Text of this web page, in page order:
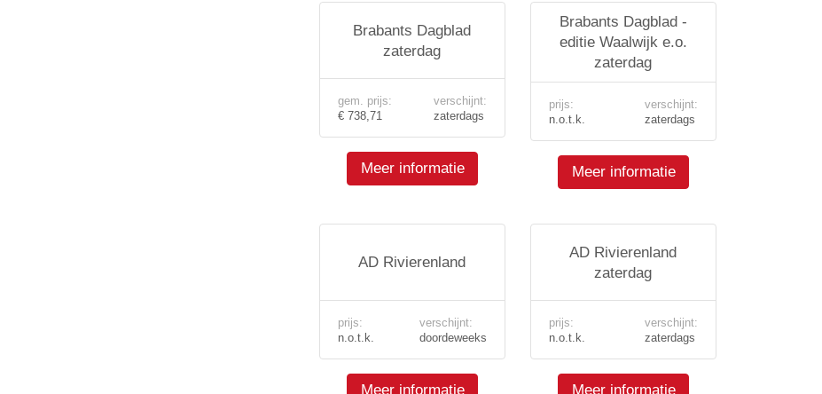
Brabants Dagblad
zaterdag
gem. prijs:
€ 738,71
verschijnt:
zaterdags
Meer informatie
Brabants Dagblad -
editie Waalwijk e.o.
zaterdag
prijs:
n.o.t.k.
verschijnt:
zaterdags
Meer informatie
AD Rivierenland
prijs:
n.o.t.k.
verschijnt:
doordeweeks
Meer informatie
AD Rivierenland
zaterdag
prijs:
n.o.t.k.
verschijnt:
zaterdags
Meer informatie